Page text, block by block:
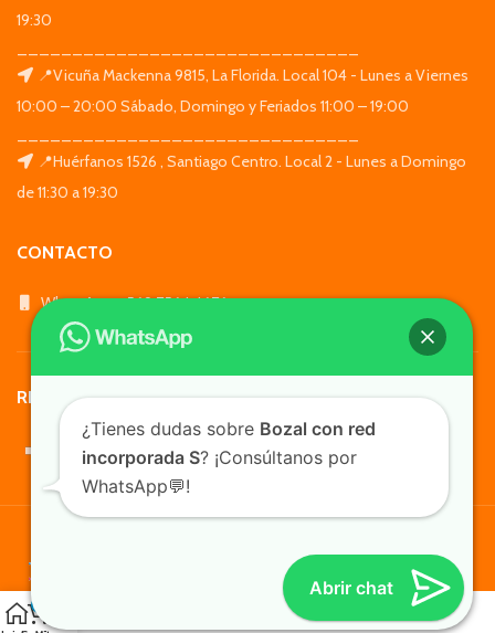
19:30
📍Vicuña Mackenna 9815, La Florida. Local 104 - Lunes a Viernes
10:00 – 20:00 Sábado, Domingo y Feriados 11:00 – 19:00
📍Huérfanos 1526 , Santiago Centro. Local 2 - Lunes a Domingo
de 11:30 a 19:30
CONTACTO
WhatsApp: +569 7564 4676
REDES SOCIALES
TusMascotas.cl
Abrir chat
¿Tienes dudas sobre Bozal con red
incorporada S? ¡Consúltanos por
WhatsApp💬!